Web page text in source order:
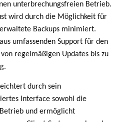
unterbrechungsfreien Betrieb.
wird durch die Möglichkeit für
Backups minimiert.
umfassenden Support für den
regelmäßigen Updates bis zu
durch sein
Interface sowohl die
und ermöglicht